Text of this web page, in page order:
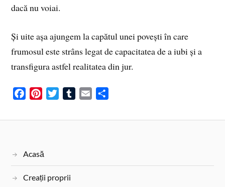
dacă nu voiai.
Și uite așa ajungem la capătul unei povești în care
frumosul este strâns legat de capacitatea de a iubi și a
transfigura astfel realitatea din jur.
c
o
o
k
n
r
e
s
i
r
m
a
a
Acasă
Creații proprii